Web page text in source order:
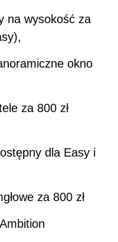
na wysokość za
okno
za 800 zł
dla Easy i
za 800 zł